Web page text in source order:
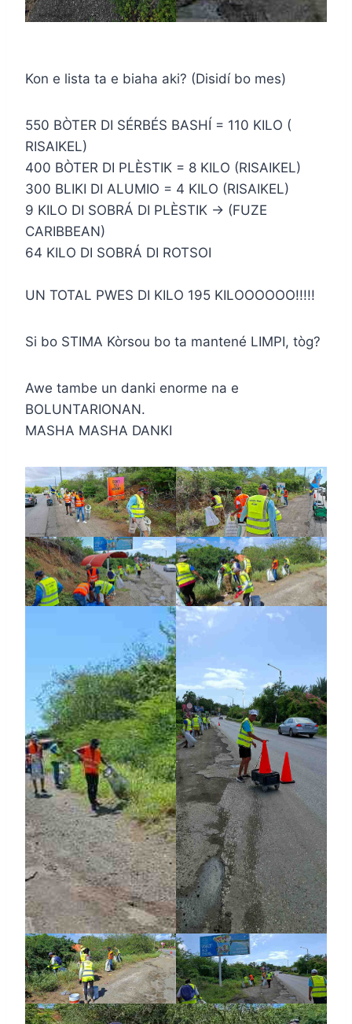
Kon e lista ta e biaha aki? (Disidí bo mes)
550 BÒTER DI SÉRBÉS BASHÍ = 110 KILO (
RISAIKEL)
400 BÒTER DI PLÈSTIK = 8 KILO (RISAIKEL)
300 BLIKI DI ALUMIO = 4 KILO (RISAIKEL)
9 KILO DI SOBRÁ DI PLÈSTIK -> (FUZE
CARIBBEAN)
64 KILO DI SOBRÁ DI ROTSOI
UN TOTAL PWES DI KILO 195 KILOOOOOO!!!!!
Si bo STIMA Kòrsou bo ta mantené LIMPI, tòg?
Awe tambe un danki enorme na e
BOLUNTARIONAN.
MASHA MASHA DANKI